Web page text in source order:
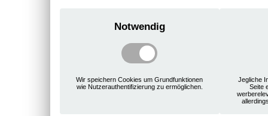
Notwendig
Wir speichern Cookies um Grundfunktionen
wie Nutzerauthentifizierung zu ermöglichen.
Jegliche
Seite